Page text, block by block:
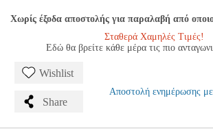
Χωρίς έξοδα αποστολής για παραλαβή από
Σταθερά Χαμηλές Τιμές!
Εδώ θα βρείτε κάθε μέρα τις πιο
Wishlist
Share
Αποστολή ενημέρωσης με